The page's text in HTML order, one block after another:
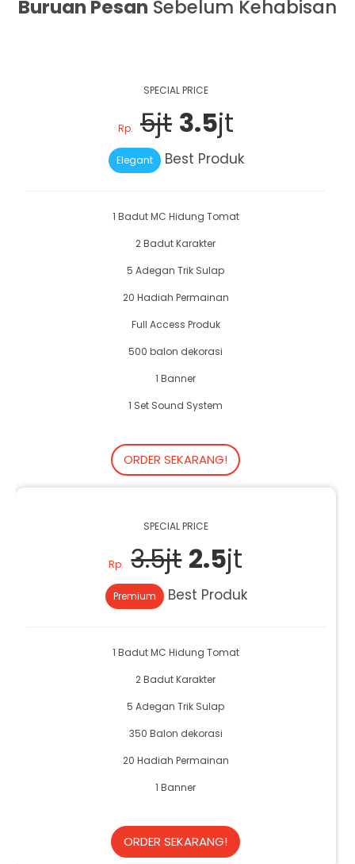
Buruan Pesan Sebelum Kehabisan
SPECIAL PRICE
Rp. 5jt 3.5jt
Elegant Best Produk
1 Badut MC Hidung Tomat
2 Badut Karakter
5 Adegan Trik Sulap
20 Hadiah Permainan
Full Access Produk
500 balon dekorasi
1 Banner
1 Set Sound System
ORDER SEKARANG!
SPECIAL PRICE
Rp. 3.5jt 2.5jt
Premium Best Produk
1 Badut MC Hidung Tomat
2 Badut Karakter
5 Adegan Trik Sulap
350 Balon dekorasi
20 Hadiah Permainan
1 Banner
ORDER SEKARANG!